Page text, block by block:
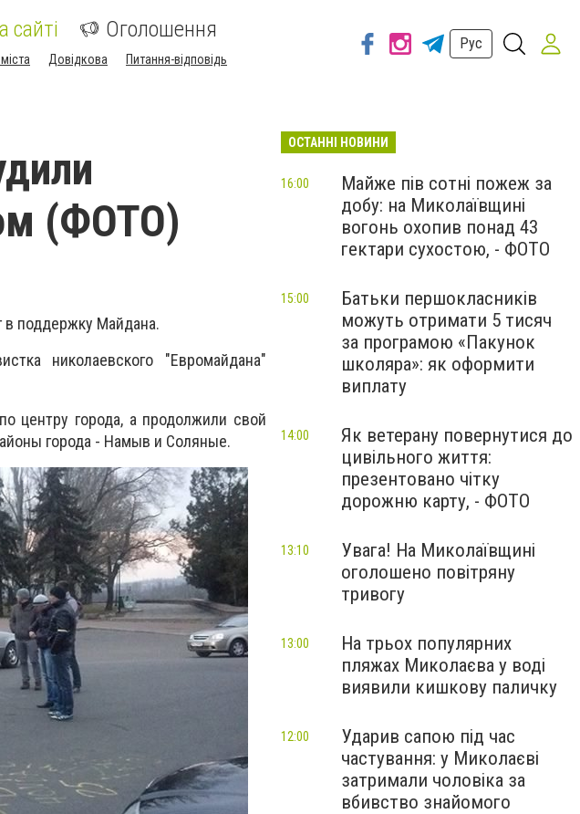
сайті Оголошення
Довідкова Питання-відповідь
Рус
(ФОТО)
в поддержку Майдана.
николаевского "Евромайдана"
центру города, а продолжили свой
города - Намыв и Соляные.
ОСТАННІ НОВИНИ
Майже пів сотні пожеж за
добу: на Миколаївщині
вогонь охопив понад 43
гектари сухостою, - ФОТО
16:00
Батьки першокласників
можуть отримати 5 тисяч
за програмою «Пакунок
школяра»: як оформити
виплату
15:00
Як ветерану повернутися до
цивільного життя:
презентовано чітку
дорожню карту, - ФОТО
14:00
Увага! На Миколаївщині
оголошено повітряну
тривогу
13:10
На трьох популярних
пляжах Миколаєва у воді
виявили кишкову паличку
13:00
Ударив сапою під час
частування: у Миколаєві
затримали чоловіка за
вбивство знайомого
12:00